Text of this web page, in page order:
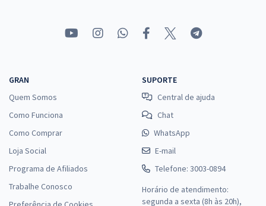
GRAN
Quem Somos
Como Funciona
Como Comprar
Loja Social
Programa de Afiliados
Trabalhe Conosco
SUPORTE
Central de ajuda
Chat
WhatsApp
E-mail
Telefone: 3003-0894
Horário de atendimento:
segunda a sexta (8h às 20h),